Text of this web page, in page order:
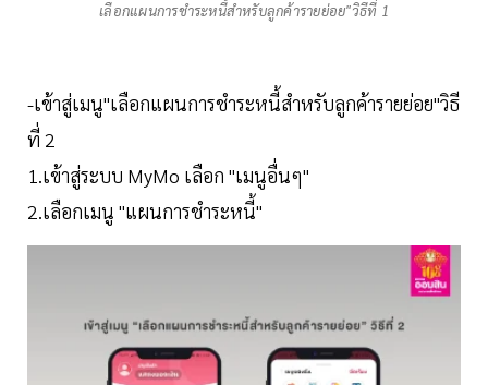
เลือกแผนการชำระหนี้สำหรับลูกค้ารายย่อย"วิธีที่ 1
-เข้าสู่เมนู"เลือกแผนการชำระหนี้สำหรับลูกค้ารายย่อย"วิธี
ที่ 2
1.เข้าสู่ระบบ MyMo เลือก "เมนูอื่นๆ"
2.เลือกเมนู "แผนการชำระหนี้"